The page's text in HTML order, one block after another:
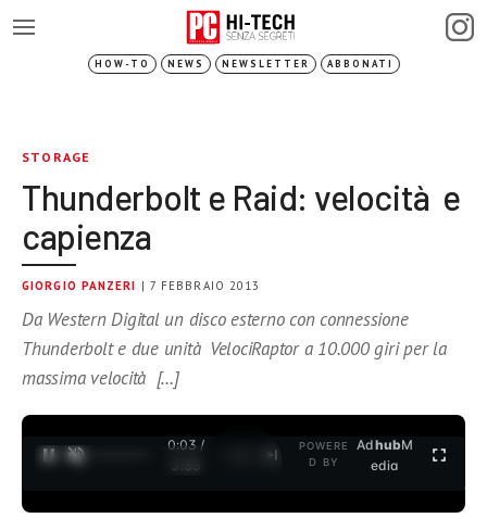
HOW-TO NEWS NEWSLETTER ABBONATI
STORAGE
Thunderbolt e Raid: velocità e
capienza
GIORGIO PANZERI | 7 FEBBRAIO 2013
Da Western Digital un disco esterno con connessione
Thunderbolt e due unità VelociRaptor a 10.000 giri per la
massima velocità […]
0:04 /
3:35
POWERE
D BY
AdhubM
edia